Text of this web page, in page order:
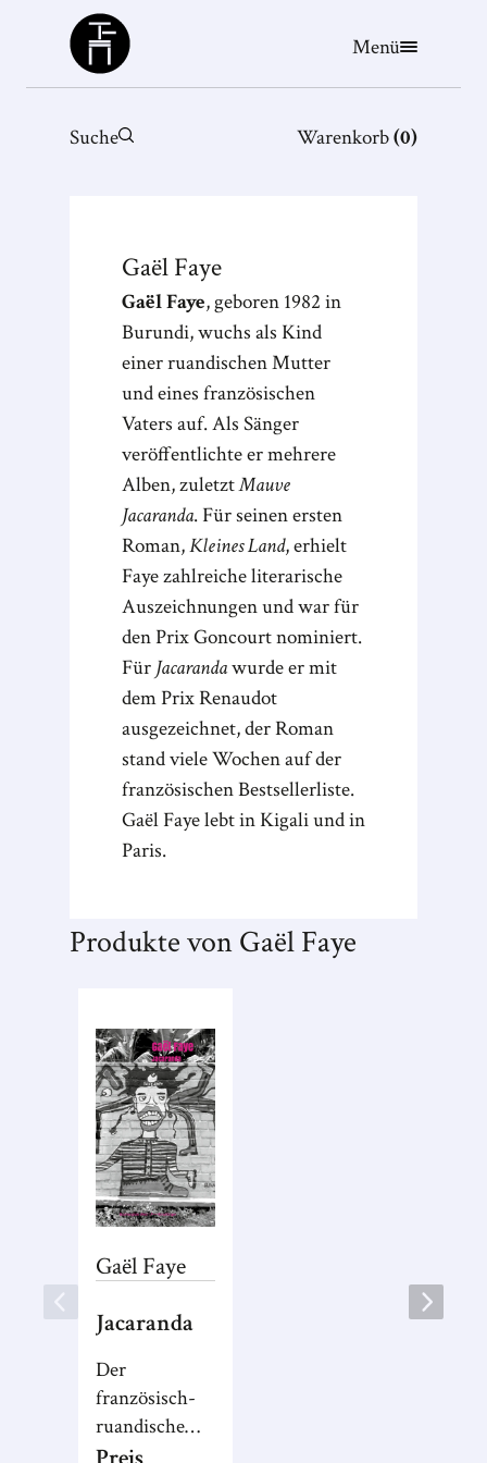
Büchergilde
Menü
Suche Warenkorb(0)
GaëlFaye
Gaël Faye, geboren 1982 in
Burundi, wuchs als Kind
einer ruandischen Mutter
und eines französischen
Vaters auf. Als Sänger
veröffentlichte er mehrere
Alben, zuletztMauve
Jacaranda. Für seinen ersten
Roman,Kleines Land, erhielt
Faye zahlreiche literarische
Auszeichnungen und war für
den Prix Goncourt nominiert.
Für Jacarandawurde er mit
dem Prix Renaudot
ausgezeichnet, der Roman
stand viele Wochen auf der
französischen Bestsellerliste.
Gaël Faye lebt in Kigali und in
Paris.
Produkte von Gaël Faye
Gaël Faye
Jacaranda
Der
französisch-
ruandische
Schriftsteller